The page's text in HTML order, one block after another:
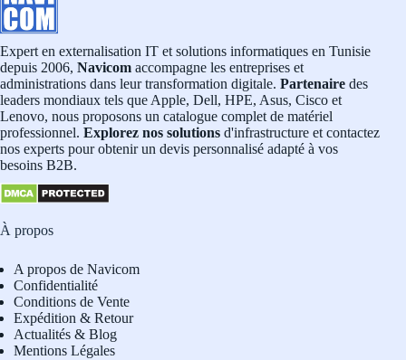
Expert en externalisation IT et solutions informatiques en Tunisie
depuis 2006, Navicom accompagne les entreprises et
administrations dans leur transformation digitale. Partenaire des
leaders mondiaux tels que Apple, Dell, HPE, Asus, Cisco et
Lenovo, nous proposons un catalogue complet de matériel
professionnel. Explorez nos solutions d'infrastructure et contactez
nos experts pour obtenir un devis personnalisé adapté à vos
besoins B2B.
À propos
A propos de Navicom
Confidentialité
Conditions de Vente
Expédition & Retour
Actualités & Blog
Mentions Légales